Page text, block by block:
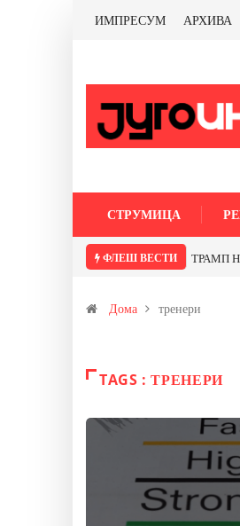
ИМПРЕСУМ АРХИВА
СТРУМИЦА
ФЛЕШ ВЕСТИ ТРАМП
Дома тренери
TAGS : ТРЕНЕРИ